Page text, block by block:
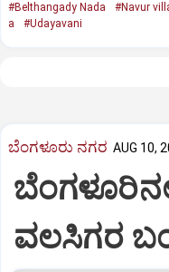
#Belthangady Nada #Navur
a
#Udayavani
ಬೆಂಗಳೂರು ನಗರ AUG 10,
ವಲಸಿಗರ